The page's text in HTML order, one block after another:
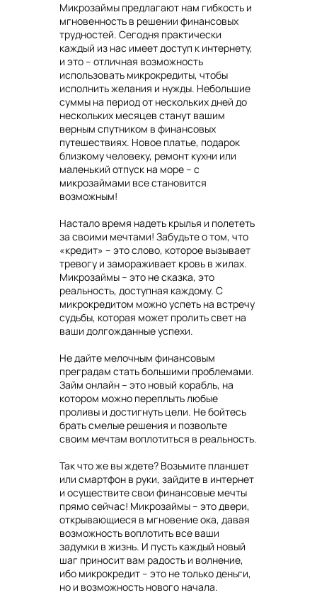
Микрозаймы предлагают нам гибкость и
мгновенность в решении финансовых
трудностей. Сегодня практически
каждый из нас имеет доступ к интернету,
и это – отличная возможность
использовать микрокредиты, чтобы
исполнить желания и нужды. Небольшие
суммы на период от нескольких дней до
нескольких месяцев станут вашим
верным спутником в финансовых
путешествиях. Новое платье, подарок
близкому человеку, ремонт кухни или
маленький отпуск на море – с
микрозаймами все становится
возможным!
Настало время надеть крылья и полететь
за своими мечтами! Забудьте о том, что
«кредит» – это слово, которое вызывает
тревогу и замораживает кровь в жилах.
Микрозаймы – это не сказка, это
реальность, доступная каждому. С
микрокредитом можно успеть на встречу
судьбы, которая может пролить свет на
ваши долгожданные успехи.
Не дайте мелочным финансовым
преградам стать большими проблемами.
Займ онлайн – это новый корабль, на
котором можно переплыть любые
проливы и достигнуть цели. Не бойтесь
брать смелые решения и позвольте
своим мечтам воплотиться в реальность.
Так что же вы ждете? Возьмите планшет
или смартфон в руки, зайдите в интернет
и осуществите свои финансовые мечты
прямо сейчас! Микрозаймы – это двери,
открывающиеся в мгновение ока, давая
возможность воплотить все ваши
задумки в жизнь. И пусть каждый новый
шаг приносит вам радость и волнение,
ибо микрокредит – это не только деньги,
но и возможность нового начала.